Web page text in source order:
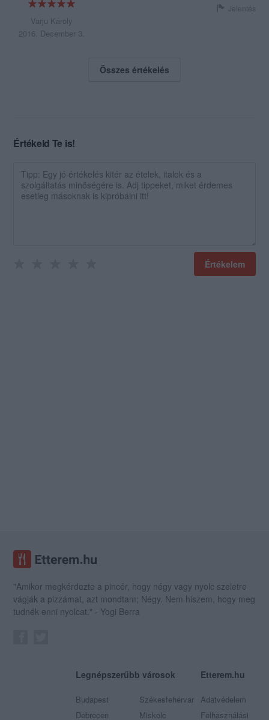
Varju Károly
2016. December 3.
Jelentés
Összes értékelés
Értékeld Te is!
Értékelem
"Amikor megkérdezte a pincér, hogy négy vagy nyolc szeletre
vágják a pizzámat, azt mondtam; Négy. Nem hiszem, hogy meg
tudnék enni nyolcat." - Yogi Berra
Legnépszerűbb városok
Budapest
Debrecen
Székesfehérvár
Miskolc
Etterem.hu
Adatvédelem
Felhasználási